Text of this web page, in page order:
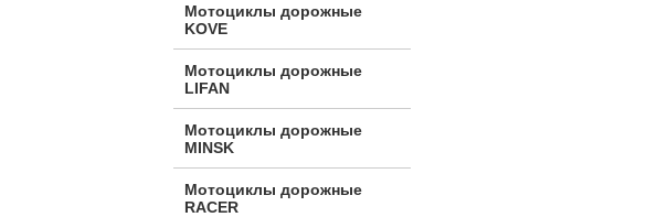
Мотоциклы дорожные
KOVE
Мотоциклы дорожные
LIFAN
Мотоциклы дорожные
MINSK
Мотоциклы дорожные
RACER